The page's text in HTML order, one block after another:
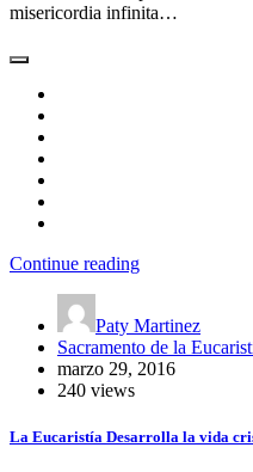
misericordia infinita…
Continue reading
Paty Martinez
Sacramento de la
marzo 29, 2016
240 views
La Eucaristía Desarrolla la vida